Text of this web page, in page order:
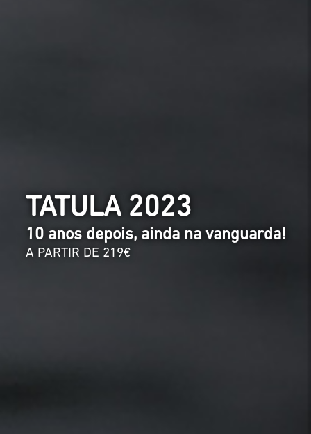
TATULA 2023
10 anos depois, ainda na vanguarda!
A PARTIR DE 219€